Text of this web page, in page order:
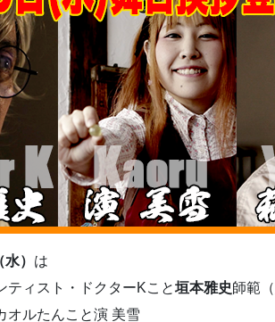
） は
ティスト・ドクターKこと垣本雅史師範
オルたんこと演 美雪